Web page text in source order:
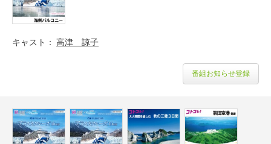
キャスト 高津 諒子
番組お知らせ登録